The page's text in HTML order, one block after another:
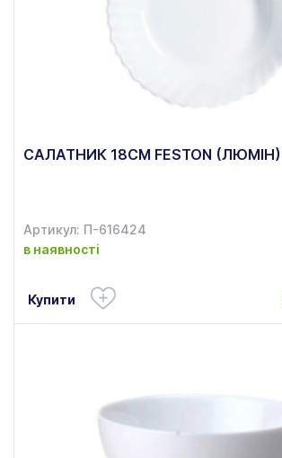
САЛАТНИК 18СМ FESTON (ЛЮМІН)
Артикул: П-616424
в наявності
Купити